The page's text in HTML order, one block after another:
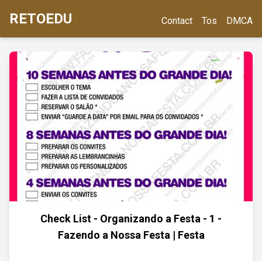
RETOEDU Contact Tos DMCA
Check List - Organizando a Festa - 1 -
Fazendo a Nossa Festa | Festa